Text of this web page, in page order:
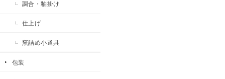
調合・釉掛け
仕上げ
窯詰め小道具
包装